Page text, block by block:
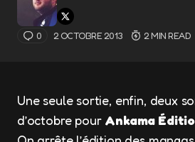
0 2 OCTOBRE 2013 2 MIN READ
Une seule sortie, enfin, deux
d’octobre pour Ankama